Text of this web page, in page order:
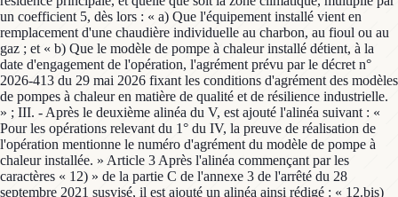
un coefficient 5, dès lors : « a) Que l'équipement installé vient en
remplacement d'une chaudière individuelle au charbon, au fioul ou au
gaz ; et « b) Que le modèle de pompe à chaleur installé détient, à la
date d'engagement de l'opération, l'agrément prévu par le décret n°
2026-413 du 29 mai 2026 fixant les conditions d'agrément des modèles
de pompes à chaleur en matière de qualité et de résilience industrielle.
» ; III. - Après le deuxième alinéa du V, est ajouté l'alinéa suivant : «
Pour les opérations relevant du 1° du IV, la preuve de réalisation de
l'opération mentionne le numéro d'agrément du modèle de pompe à
chaleur installée. » Article 3 Après l'alinéa commençant par les
caractères « 12) » de la partie C de l'annexe 3 de l'arrêté du 28
septembre 2021 susvisé, il est ajouté un alinéa ainsi rédigé : « 12.bis)